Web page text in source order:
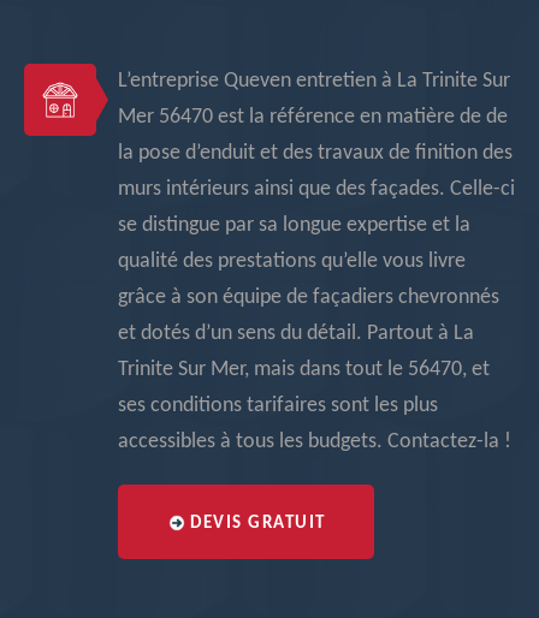
L’entreprise Queven entretien à La Trinite Sur
Mer 56470 est la référence en matière de de
la pose d’enduit et des travaux de finition des
murs intérieurs ainsi que des façades. Celle-ci
se distingue par sa longue expertise et la
qualité des prestations qu’elle vous livre
grâce à son équipe de façadiers chevronnés
et dotés d’un sens du détail. Partout à La
Trinite Sur Mer, mais dans tout le 56470, et
ses conditions tarifaires sont les plus
accessibles à tous les budgets. Contactez-la !
DEVIS GRATUIT